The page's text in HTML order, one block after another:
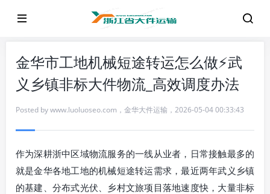
金华市工地机械短途转运怎么做⚡武
义乡镇非标大件物流_高效调度办法
Posted bywww.luoluoseo.com ， 金华大件运输 ， 2026-05-04 00:33:43
作为深耕浙中区域物流服务的一线从业者，日常接触最多的
就是金华各地工地的机械短途转运需求，最近两年武义乡镇
的基建、分布式光伏、乡村文旅项目落地速度快，大量非标